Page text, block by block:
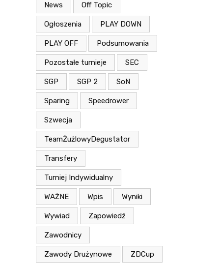
News Off Topic
Ogłoszenia PLAY DOWN
PLAY OFF Podsumowania
Pozostałe turnieje SEC
SGP SGP 2 SoN
Sparing Speedrower
Szwecja
TeamŻużlowyDegustator
Transfery
Turniej Indywidualny
WAŻNE Wpis Wyniki
Wywiad Zapowiedź
Zawodnicy
Zawody Drużynowe ZDCup